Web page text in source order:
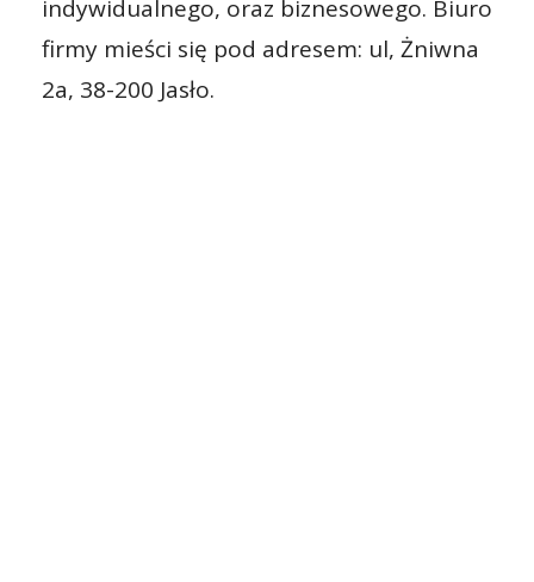
indywidualnego, oraz biznesowego. Biuro
firmy mieści się pod adresem: ul, Żniwna
2a, 38-200 Jasło.